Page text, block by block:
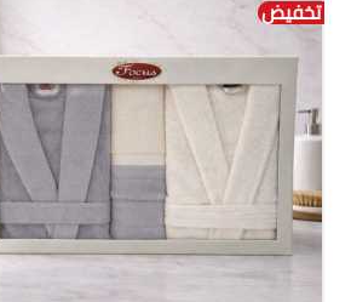
تخفيض